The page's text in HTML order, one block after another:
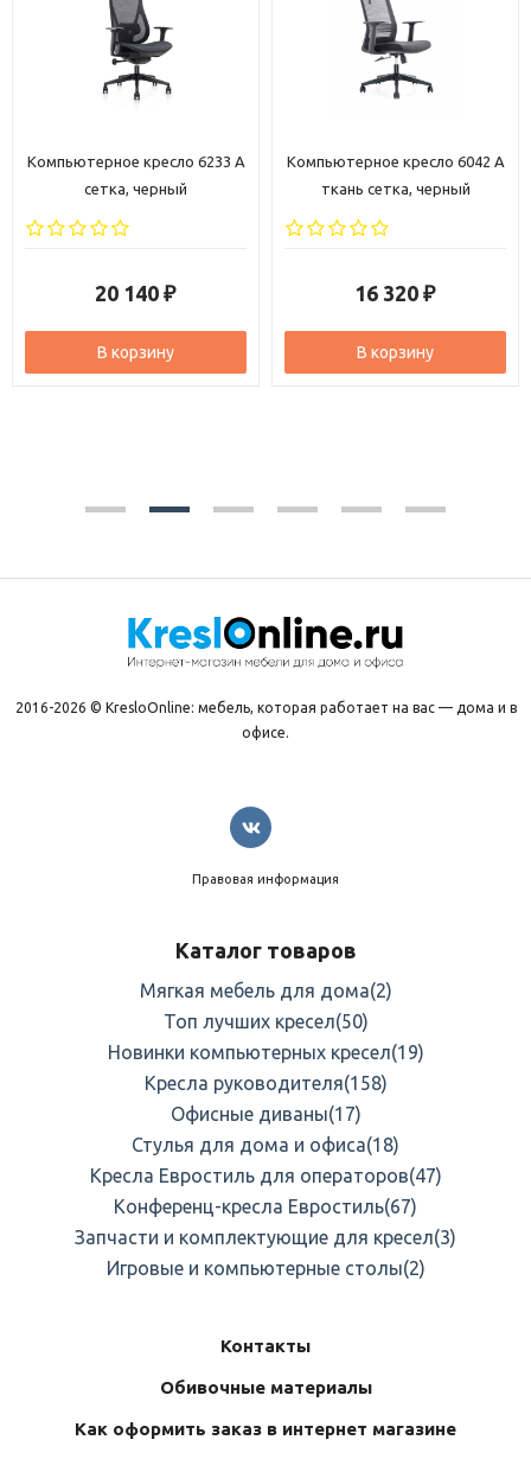
Компьютерное кресло 6233 A
сетка, черный
20 140 ₽
В корзину
Компьютерное кресло 6042 A
ткань сетка, черный
16 320 ₽
В корзину
2016-2026 © KresloOnline: мебель, которая работает на вас — дома и в
офисе.
Правовая информация
Каталог товаров
Мягкая мебель для дома(2)
Топ лучших кресел(50)
Новинки компьютерных кресел(19)
Кресла руководителя(158)
Офисные диваны(17)
Стулья для дома и офиса(18)
Кресла Евростиль для операторов(47)
Конференц-кресла Евростиль(67)
Запчасти и комплектующие для кресел(3)
Игровые и компьютерные столы(2)
Контакты
Обивочные материалы
Как оформить заказ в интернет магазине